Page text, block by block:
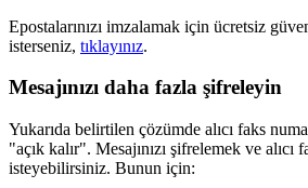
Epostalarınızı imzalamak için ücretsiz
isterseniz, tıklayınız.
Mesajınızı daha fazla şifreleyin
Yukarıda belirtilen çözümde alıcı faks
"açık kalır". Mesajınızı şifrelemek ve alıcı
isteyebilirsiniz. Bunun için: